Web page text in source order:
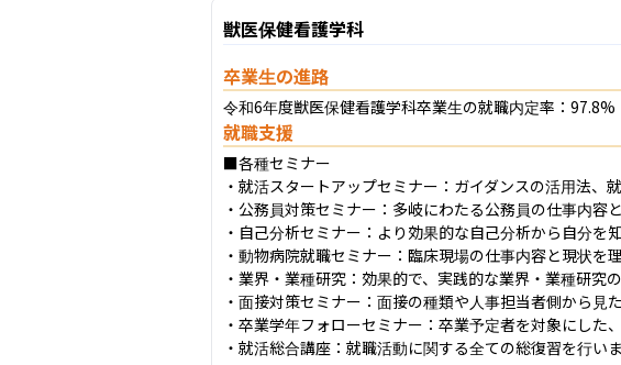
獣医保健看護学科
卒業生の進路
令和6年度獣医保健看護学科卒業生の就職内定率：97.8%
就職支援
■各種セミナー
・就活スタートアップセミナー：ガイダンスの活用法、
・公務員対策セミナー：多岐にわたる公務員の仕事内容
・自己分析セミナー：より効果的な自己分析から自分を
・動物病院就職セミナー：臨床現場の仕事内容と現状を
・業界・業種研究：効果的で、実践的な業界・業種研究
・面接対策セミナー：面接の種類や人事担当者側から見
・卒業学年フォローセミナー：卒業予定者を対象にした
・就活総合講座：就職活動に関する全ての総復習を行いま